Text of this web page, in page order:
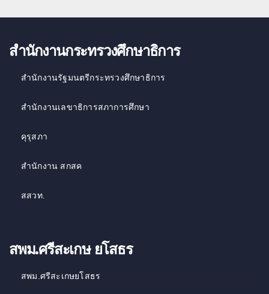
สำนักงานกระทรวงศึกษาธิการ
สำนักงานรัฐมนตรีกระทรวงศึกษาธิการ
สำนักงานเลขาธิการสภาการศึกษา
คุรุสภา
สำนักงาน สกสค
สสวท.
สพม.ศรีสะเกษ ยโสธร
สพม.ศรีสะเกษยโสธร